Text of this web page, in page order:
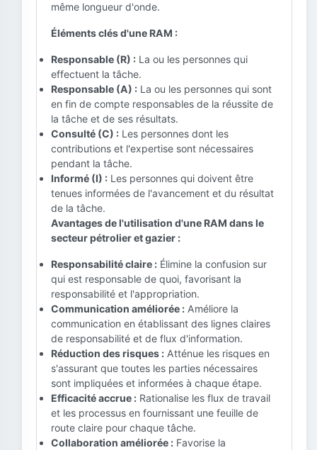
même longueur d'onde.
Éléments clés d'une RAM :
Responsable (R) : La ou les personnes qui
effectuent la tâche.
Responsable (A) : La ou les personnes qui sont
en fin de compte responsables de la réussite de
la tâche et de ses résultats.
Consulté (C) : Les personnes dont les
contributions et l'expertise sont nécessaires
pendant la tâche.
Informé (I) : Les personnes qui doivent être
tenues informées de l'avancement et du résultat
de la tâche.
Avantages de l'utilisation d'une RAM dans le
secteur pétrolier et gazier :
Responsabilité claire : Élimine la confusion sur
qui est responsable de quoi, favorisant la
responsabilité et l'appropriation.
Communication améliorée : Améliore la
communication en établissant des lignes claires
de responsabilité et de flux d'information.
Réduction des risques : Atténue les risques en
s'assurant que toutes les parties nécessaires
sont impliquées et informées à chaque étape.
Efficacité accrue : Rationalise les flux de travail
et les processus en fournissant une feuille de
route claire pour chaque tâche.
Collaboration améliorée : Favorise la